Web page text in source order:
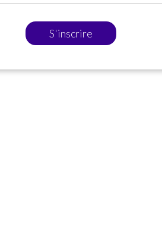
S'inscrire